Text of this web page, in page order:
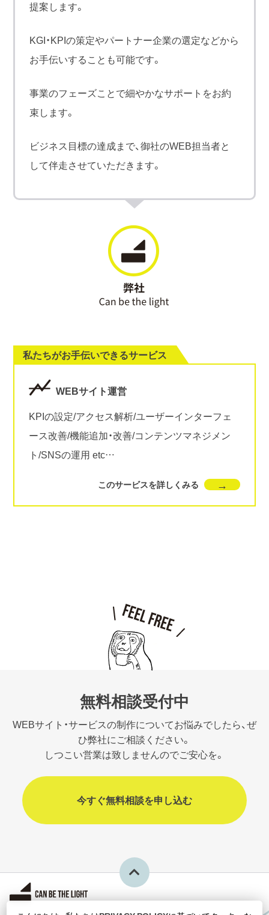
提案します。
KGI・KPIの策定やパートナー企業の選定などから
お手伝いすることも可能です。
事業のフェーズことで細やかなサポートをお約
束します。
ビジネス目標の達成まで、御社のWEB担当者と
して伴走させていただきます。
私たちがお手伝いできるサービス
WEBサイト運営
KPIの設定/アクセス解析/ユーザーインターフェ
ース改善/機能追加・改善/コンテンツマネジメン
ト/SNSの運用 etc…
このサービスを詳しくみる
無料相談受付中
WEBサイト・サービスの制作についてお悩みでしたら、ぜ
ひ弊社にご相談ください。
しつこい営業は致しませんのでご安心を。
今すぐ無料相談を申し込む